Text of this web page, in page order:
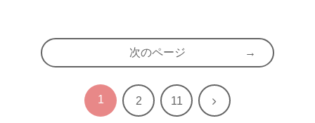
次のページ
1 2 11 次